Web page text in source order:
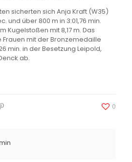
sicherten sich Anja Kraft (W35)
und über 800 m in 3:01,76 min.
Kugelstoßen mit 8,17 m. Das
mit der Bronzemedaille
min. in der Besetzung Leipold,
ab.
0